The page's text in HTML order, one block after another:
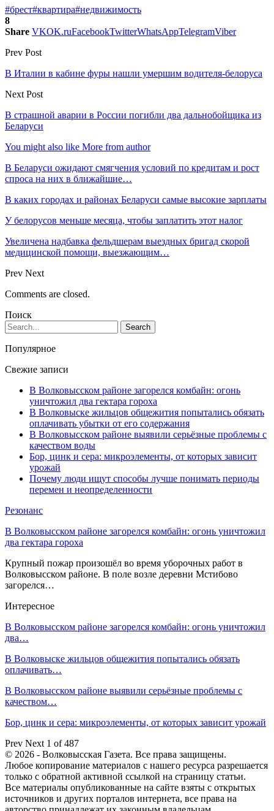
#брест#квартира#недвижимость
8
Share VKOK.ruFacebookTwitterWhatsAppTelegramViber
Prev Post
В Италии в кабине фуры нашли умершим водителя-белоруса
Next Post
В страшной аварии в России погибли два дальнобойщика из
Беларуси
You might also like More from author
В Беларуси ожидают смягчения условий по кредитам и рост
спроса на них в ближайшие…
В каких городах и районах Беларуси самые высокие зарплаты
У белорусов меньше месяца, чтобы заплатить этот налог
Увеличена надбавка фельдшерам выездных бригад скорой
медицинской помощи, выезжающим…
Prev Next
Comments are closed.
Поиск
Популярное
Свежие записи
В Волковысском районе загорелся комбайн: огонь
уничтожил два гектара гороха
В Волковыске жильцов общежития попытались обязать
оплачивать убытки от его содержания
В Волковысском районе выявили серьёзные проблемы с
качеством воды
Бор, цинк и сера: микроэлементы, от которых зависит
урожай
Почему люди ищут способы лучше понимать периоды
перемен и неопределенности
Резонанс
В Волковысском районе загорелся комбайн: огонь уничтожил
два гектара гороха
Крупный пожар произошёл во время уборочных работ в
Волковысском районе. В поле возле деревни Мстибово
загорелся…
Интересное
В Волковысском районе загорелся комбайн: огонь уничтожил
два…
В Волковыске жильцов общежития попытались обязать
оплачивать…
В Волковысском районе выявили серьёзные проблемы с
качеством…
Бор, цинк и сера: микроэлементы, от которых зависит урожай
Prev Next 1 of 487
© 2026 - Волковысская Газета. Все права защищены.
Любое копирование материалов с нашего ресурса разрешается
только с обратной активной ссылкой на страницу статьи.
Все материалы опубликованные на сайте взяты с открытых
источников и других порталов интернета, все права на